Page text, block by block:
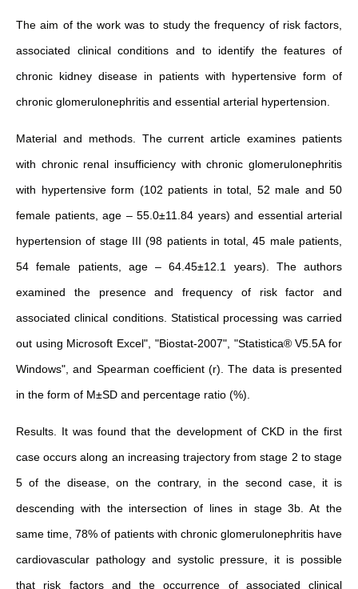
The aim of the work was to study the frequency of risk factors,
associated clinical conditions and to identify the features of
chronic kidney disease in patients with hypertensive form of
chronic glomerulonephritis and essential arterial hypertension.
Material and methods. The current article examines patients
with chronic renal insufficiency with chronic glomerulonephritis
with hypertensive form (102 patients in total, 52 male and 50
female patients, age – 55.0±11.84 years) and essential arterial
hypertension of stage III (98 patients in total, 45 male patients,
54 female patients, age – 64.45±12.1 years). The authors
examined the presence and frequency of risk factor and
associated clinical conditions. Statistical processing was carried
out using Microsoft Excel", "Biostat-2007", "Statistica® V5.5A for
Windows", and Spearman coefficient (r). The data is presented
in the form of M±SD and percentage ratio (%).
Results. It was found that the development of CKD in the first
case occurs along an increasing trajectory from stage 2 to stage
5 of the disease, on the contrary, in the second case, it is
descending with the intersection of lines in stage 3b. At the
same time, 78% of patients with chronic glomerulonephritis have
cardiovascular pathology and systolic pressure, it is possible
that risk factors and the occurrence of associated clinical